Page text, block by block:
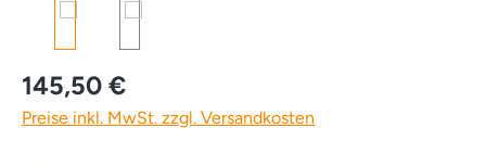
145,50 €
Preise inkl. MwSt. zzgl. Versandkosten